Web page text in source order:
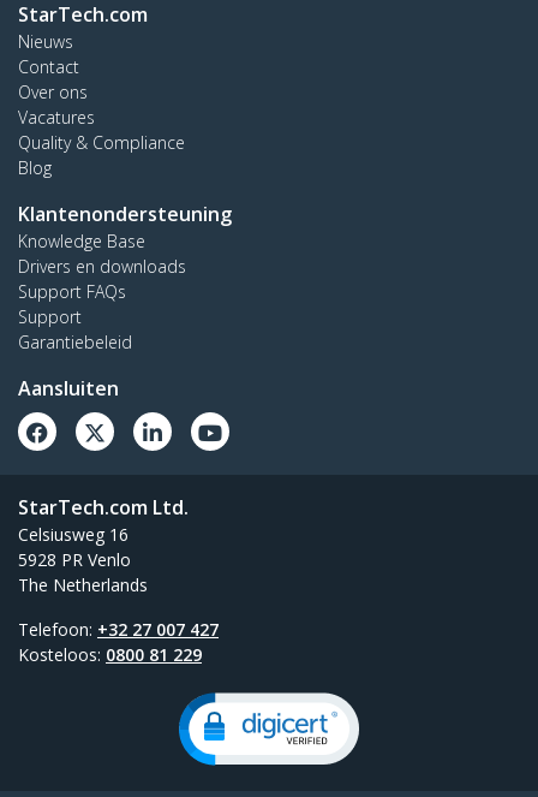
StarTech.com
Nieuws
Contact
Over ons
Vacatures
Quality & Compliance
Blog
Klantenondersteuning
Knowledge Base
Drivers en downloads
Support FAQs
Support
Garantiebeleid
Aansluiten
StarTech.com Ltd.
Celsiusweg 16
5928 PR Venlo
The Netherlands
Telefoon: +32 27 007 427
Kosteloos: 0800 81 229